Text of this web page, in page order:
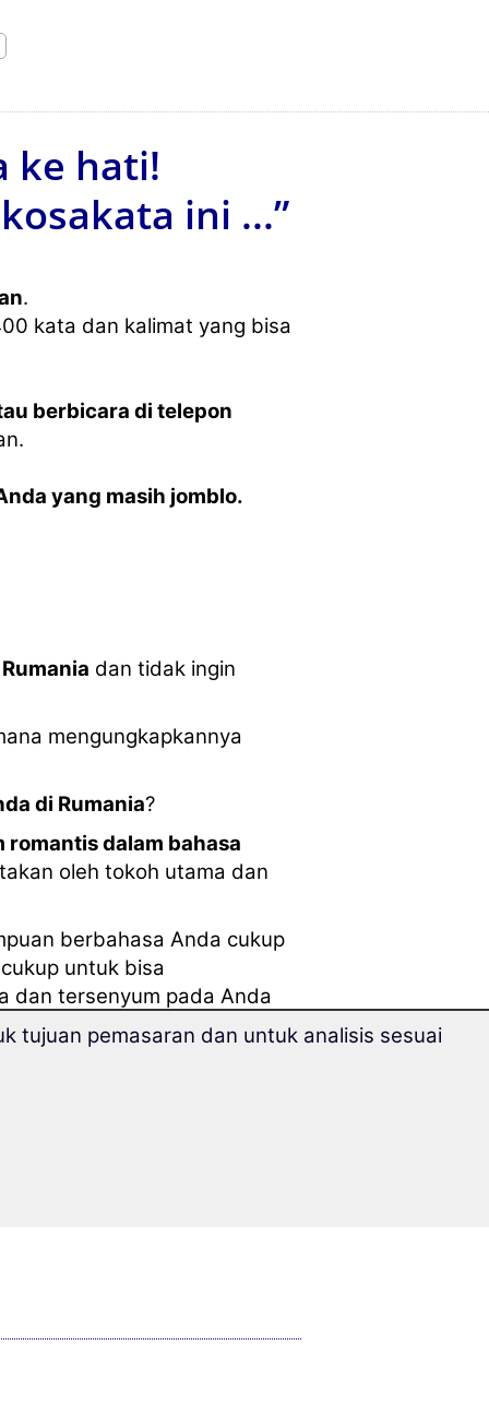
ke hati!
ini ...”
.
kata dan kalimat yang bisa
berbicara di telepon
yang masih jomblo.
dan tidak ingin
mengungkapkannya
di Rumania?
romantis dalam bahasa
oleh tokoh utama dan
berbahasa Anda cukup
untuk bisa
dan tersenyum pada Anda
tujuan pemasaran dan untuk analisis sesuai